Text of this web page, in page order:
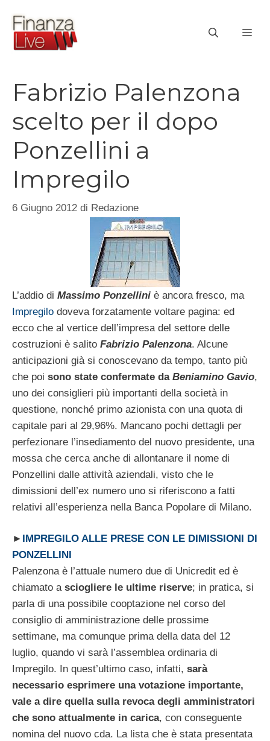
contenuto
Fabrizio Palenzona
scelto per il dopo
Ponzellini a
Impregilo
6 Giugno 2012 di Redazione
L’addio di Massimo Ponzellini è ancora fresco, ma
Impregilo doveva forzatamente voltare pagina: ed
ecco che al vertice dell’impresa del settore delle
costruzioni è salito Fabrizio Palenzona. Alcune
anticipazioni già si conoscevano da tempo, tanto più
che poi sono state confermate da Beniamino Gavio,
uno dei consiglieri più importanti della società in
questione, nonché primo azionista con una quota di
capitale pari al 29,96%. Mancano pochi dettagli per
perfezionare l’insediamento del nuovo presidente, una
mossa che cerca anche di allontanare il nome di
Ponzellini dalle attività aziendali, visto che le
dimissioni dell’ex numero uno si riferiscono a fatti
relativi all’esperienza nella Banca Popolare di Milano.
►
IMPREGILO ALLE PRESE CON LE DIMISSIONI DI
PONZELLINI
Palenzona è l’attuale numero due di Unicredit ed è
chiamato a sciogliere le ultime riserve; in pratica, si
parla di una possibile cooptazione nel corso del
consiglio di amministrazione delle prossime
settimane, ma comunque prima della data del 12
luglio, quando vi sarà l’assemblea ordinaria di
Impregilo. In quest’ultimo caso, infatti, sarà
necessario esprimere una votazione importante,
vale a dire quella sulla revoca degli amministratori
che sono attualmente in carica, con conseguente
nomina del nuovo cda. La lista che è stata presentata